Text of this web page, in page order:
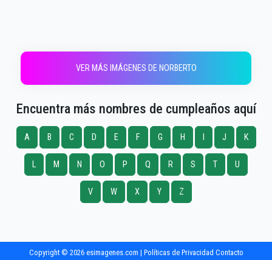
VER MÁS IMÁGENES DE NORBERTO
Encuentra más nombres de cumpleaños aquí
A B C D E F G H J K
L M N O P Q R S T U
V W X Y Z
Copyright © 2026 esimagenes.com | Políticas de Privacidad Contacto